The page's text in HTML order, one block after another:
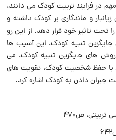
مهم در فرایند تربیت کودک می دانند،
و ماندگاری بر کودک داشته و
تحت تاثیر خود قرار دهد. از این رو
تنبیه کودک، این آسیب ها
روش های جایگزین تنبیه کودک، می
با حفظ شخصیت کودک، تقویت های
جبران دادن به کودک اشاره کرد.